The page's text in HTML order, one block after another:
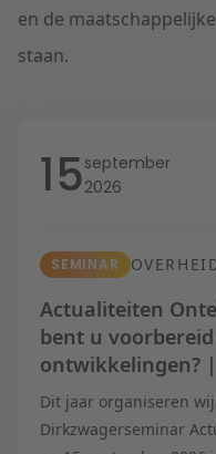
en de
staan.
15september
2026
SEMINAR
Actualiteiten
bent u
ontwikkelingen?
Dit jaar organiseren
Dirkzwagerseminar